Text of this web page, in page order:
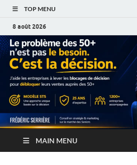
TOP MENU
8 août 2026
MAIN MENU